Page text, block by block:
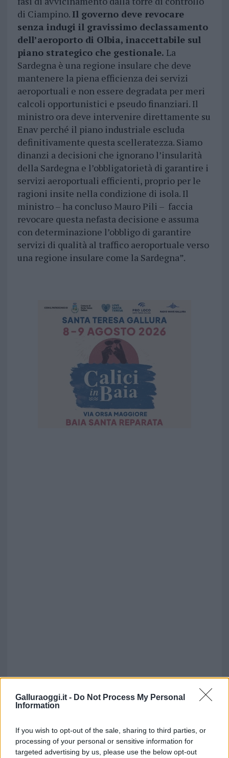
Galluraoggi.it - Do Not Process My Personal
Information
If you wish to opt-out of the sale, sharing to third parties, or
processing of your personal or sensitive information for
targeted advertising by us, please use the below opt-out
di Ciampino. Il governo deve revocare
senza indugi il gravissimo declassamento
dell’aeroporto di Olbia, inaccettabile sul
piano strategico che gestionale. La
Sardegna è una regione insulare che deve
mantenere la piena efficienza dei servizi
aeroportuali e non essere degradata per meri
calcoli opportunistici e pseudo finanziari. Il
ministro ora deve intervenire direttamente su
Enav perché il piano industriale escluda
definitivamente questa scelleratezza. Siamo
dinanzi a decisioni che ignorano l’insularità
della Sardegna e l’obbligatorietà di garantire i
servizi aeroportuali efficienti, proprio per le
ragioni insite nella condizione di isola. Il
ministro – ha concluso Mauro Pili – faccia
revocare questa nefasta decisione e assuma
con determinazione l’obbligo di garantire
servizi di qualità al traffico aeroportuale verso
una regione insulare come la Sardegna”.